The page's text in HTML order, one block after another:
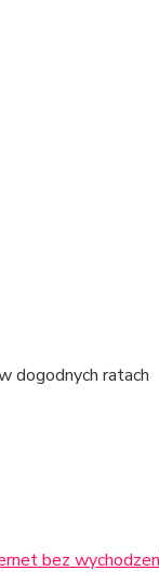
dogodnych ratach